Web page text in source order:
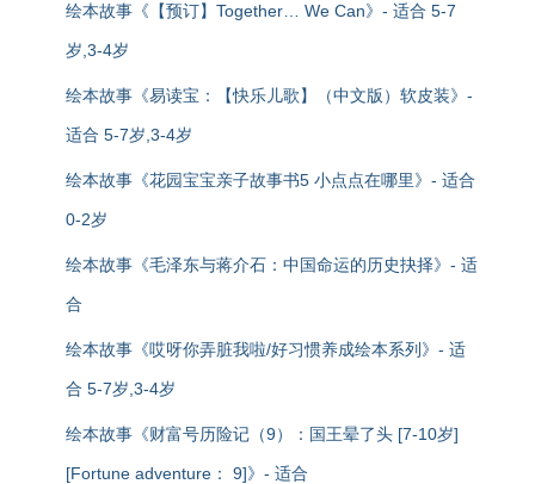
绘本故事《【预订】Together… We Can》- 适合 5-7
岁,3-4岁
绘本故事《易读宝：【快乐儿歌】（中文版）软皮装》-
适合 5-7岁,3-4岁
绘本故事《花园宝宝亲子故事书5 小点点在哪里》- 适合
0-2岁
绘本故事《毛泽东与蒋介石：中国命运的历史抉择》- 适
合
绘本故事《哎呀你弄脏我啦/好习惯养成绘本系列》- 适
合 5-7岁,3-4岁
绘本故事《财富号历险记（9）：国王晕了头 [7-10岁]
[Fortune adventure： 9]》- 适合